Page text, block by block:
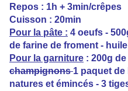
Repos : 1h + 3min/crêpes
Cuisson : 20min
Pour la pâte : 4 oeufs -
de farine de froment -
Pour la garniture : 200g
champignons1 paquet
natures et émincés - 3